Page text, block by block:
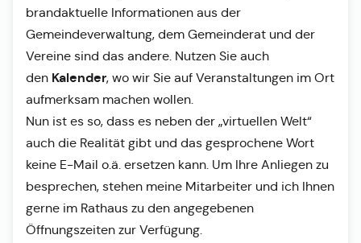
brandaktuelle Informationen aus der
Gemeindeverwaltung, dem Gemeinderat und der
Vereine sind das andere. Nutzen Sie auch
den Kalender, wo wir Sie auf Veranstaltungen im Ort
aufmerksam machen wollen.
Nun ist es so, dass es neben der „virtuellen Welt“
auch die Realität gibt und das gesprochene Wort
keine E-Mail o.ä. ersetzen kann. Um Ihre Anliegen zu
besprechen, stehen meine Mitarbeiter und ich Ihnen
gerne im Rathaus zu den angegebenen
Öffnungszeiten zur Verfügung.